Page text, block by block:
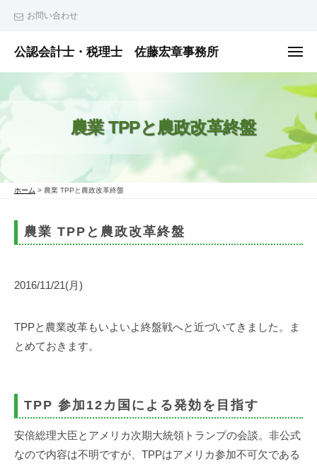
へ
ス
ッ
プ
お問い合わせ
公認会計士・税理士 佐藤宏章事務所
公
認
理
佐
宏
所
メ
ュ
ー
農業 TPPと農政改革終盤
ホーム > 農業 TPPと農政改革終盤
農業 TPPと農政改革終盤
2016/11/21(月)
TPPと農業改革もいよいよ終盤戦へと近づいてきました。ま
とめておきます。
TPP 参加12カ国による発効を目指す
安倍総理大臣とアメリカ次期大統領トランプの会談。非公式
なので内容は不明ですが、TPPはアメリカ参加不可欠である